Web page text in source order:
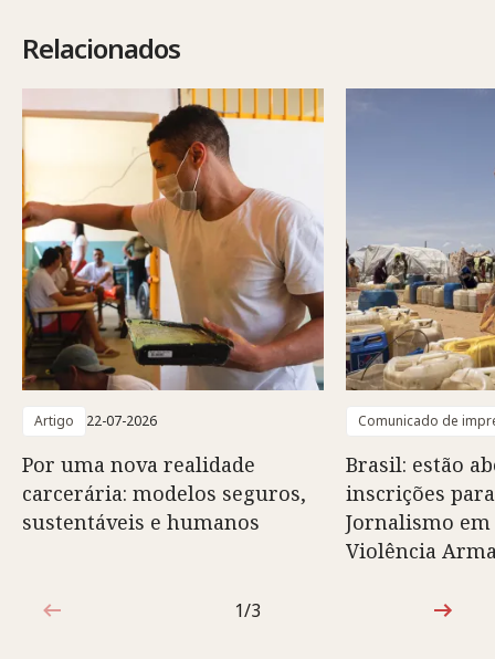
Relacionados
Artigo 22-07-2026
Por uma nova realidade
carcerária: modelos seguros,
sustentáveis e humanos
Comunicado de
Brasil: estão
inscrições
Jornalismo
Violência
1 de 3
1/3